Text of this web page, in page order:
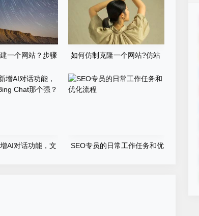
一个网站？步骤
如何仿制克隆一个网站?仿站
步骤详细教程
AI对话功能，文
SEO专员的日常工作任务和优